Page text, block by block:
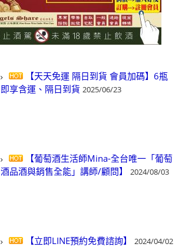
(尋)酒、詢價、零售、批發，看這裡!
2024/03/01
【天天免運 隔日到貨 會員加碼】6瓶
即享含運、隔日到貨 2025/06/23
【葡萄酒生活師Mina-全台唯一「葡萄
酒品酒與銷售全能」講師/顧問】
2024/08/03
【立即LINE預約免費諮詢】 2024/04/02